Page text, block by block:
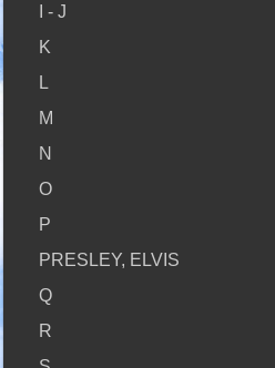
I - J
K
L
M
N
O
P
PRESLEY, ELVIS
Q
R